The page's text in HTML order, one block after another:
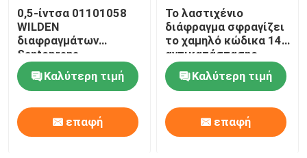
0,5-ίντσα 01101058
WILDEN
διαφραγμάτων
Santoprene
λαστιχένια στρόφια
διαφραγμάτων
διαφραγμάτων μαύρα
λαστιχένια
Καλύτερη τιμή
επαφή
Το λαστιχένιο
διάφραγμα σφραγίζει
το χαμηλό κώδικα 14
αντικατάστασης
διαφραγμάτων
διαπερατότητας
αερίου EPDM
Καλύτερη τιμή
επαφή